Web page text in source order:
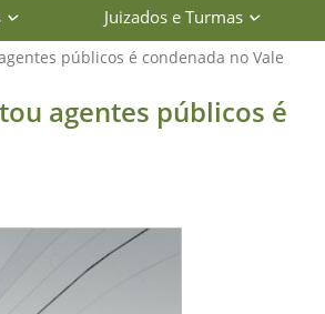
Juizados e Turmas
públicos é condenada no Vale
públicos é
agentes públicos é